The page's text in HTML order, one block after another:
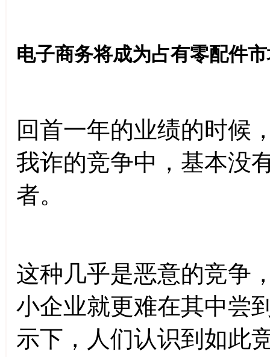
电子商务将成为占有零配件
回首一年的业绩的时候
我诈的竞争中，基本没
者。
这种几乎是恶意的竞争
小企业就更难在其中尝
示下，人们认识到如此